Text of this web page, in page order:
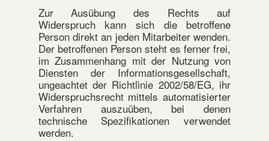
Zur Ausübung des Rechts auf
Widerspruch kann sich die betroffene
Person direkt an jeden Mitarbeiter wenden.
Der betroffenen Person steht es ferner frei,
im Zusammenhang mit der Nutzung von
Diensten der Informationsgesellschaft,
ungeachtet der Richtlinie 2002/58/EG, ihr
Widerspruchsrecht mittels automatisierter
Verfahren auszuüben, bei denen
technische Spezifikationen verwendet
werden.